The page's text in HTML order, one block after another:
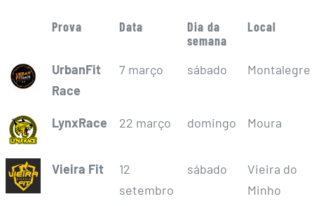
Prova Data
Dia da
semana
Local
UrbanFit
Race
7 março sábado Montalegre
LynxRace 22 março domingo Moura
Vieira Fit
12
setembro
sábado
Vieira do
Minho